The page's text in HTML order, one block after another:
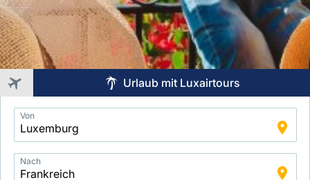
Urlaub mit Luxairtours
Application
Intelligent
Package
Search
Von
Nach